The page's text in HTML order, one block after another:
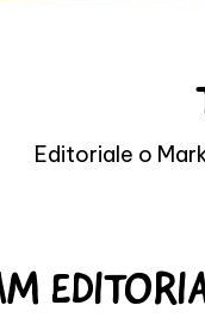
Editoriale o